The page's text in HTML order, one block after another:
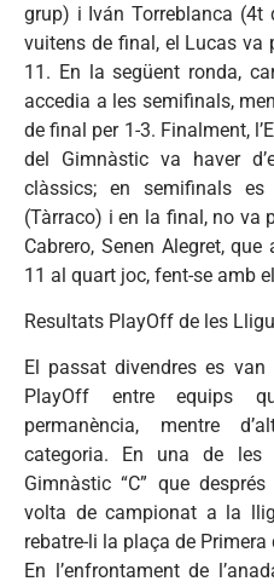
grup) i Iván Torreblanca (4t
vuitens de final, el Lucas va
11. En la següent ronda,
accedia a les semifinals,
de final per 1-3. Finalment,
del Gimnàstic va haver
clàssics; en semifinals
(Tàrraco) i en la final, no va
Cabrero, Senen Alegret,
11 al quart joc, fent-se amb
Resultats PlayOff de les
El passat divendres es
PlayOff entre equips
permanència, mentre
categoria. En una de les
Gimnàstic “C” que
volta de campionat a la
rebatre-li la plaça de Primera
En l’enfrontament de